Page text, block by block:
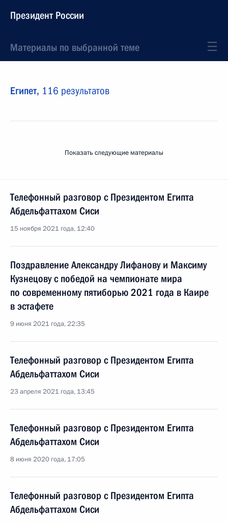
Президент России
Материалы по выбранной теме
Египет, 116 результатов
Показать следующие материалы
Телефонный разговор с Президентом Египта
Абдельфаттахом Сиси
15 ноября 2021 года, 12:40
Поздравление Александру Лифанову и Максиму
Кузнецову с победой на чемпионате мира
по современному пятиборью 2021 года в Каире
в эстафете
9 июня 2021 года, 22:35
Телефонный разговор с Президентом Египта
Абдельфаттахом Сиси
23 апреля 2021 года, 13:45
Телефонный разговор с Президентом Египта
Абдельфаттахом Сиси
8 июня 2020 года, 17:05
Телефонный разговор с Президентом Египта
Абдельфаттахом Сиси